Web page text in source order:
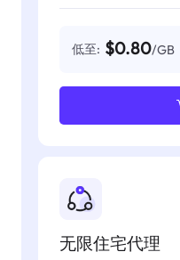
低至: $0.80/GB
无限住宅代理